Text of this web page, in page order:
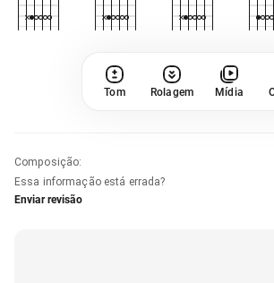
Tom Rolagem Mídia
Composição:
Essa informação está errada?
Enviar revisão